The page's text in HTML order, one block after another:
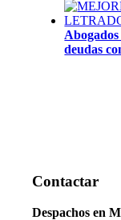
deudas
Contactar
Despachos en